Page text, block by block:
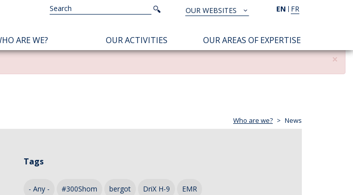
EN FR
TOUS
NOS
SITES
OUR WEBSITES
Search
Search
ARE WE? OUR ACTIVITIES OUR AREAS OF EXPERTISE
×
Who are we? News
Tags
- Any - #300Shom bergot DriX H-9 EMR